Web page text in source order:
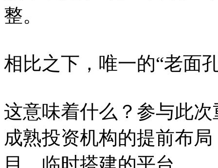
整。
相比之下，唯一的“老面
这意味着什么？参与此
成熟投资机构的提前布
目，临时搭建的平台。